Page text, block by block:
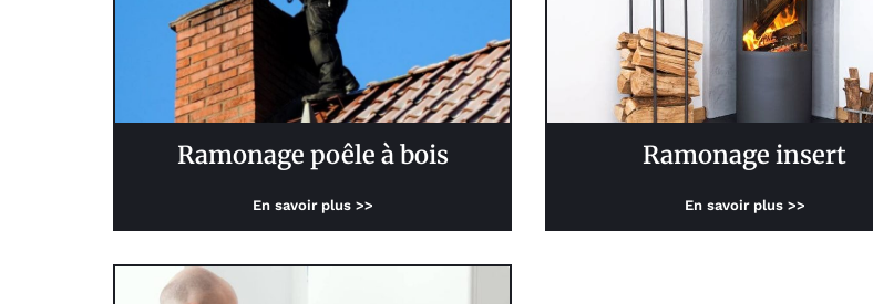
Ramonage poêle à bois
En savoir plus >>
Ramonage insert
En savoir plus >>